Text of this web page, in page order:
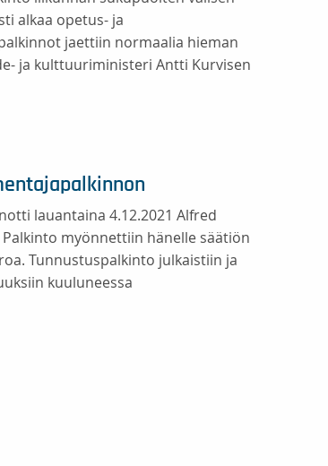
alkaa opetus- ja
jaettiin normaalia hieman
ja kulttuuriministeri Antti Kurvisen
lauantaina 4.12.2021 Alfred
myönnettiin hänelle säätiön
Tunnustuspalkinto julkaistiin ja
kuuluneessa